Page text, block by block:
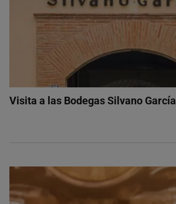
Visita a las Bodegas Silvano García